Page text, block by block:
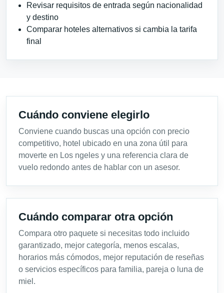
Revisar requisitos de entrada según nacionalidad
y destino
Comparar hoteles alternativos si cambia la tarifa
final
Cuándo conviene elegirlo
Conviene cuando buscas una opción con precio
competitivo, hotel ubicado en una zona útil para
moverte en Los ngeles y una referencia clara de
vuelo redondo antes de hablar con un asesor.
Cuándo comparar otra opción
Compara otro paquete si necesitas todo incluido
garantizado, mejor categoría, menos escalas,
horarios más cómodos, mejor reputación de reseñas
o servicios específicos para familia, pareja o luna de
miel.